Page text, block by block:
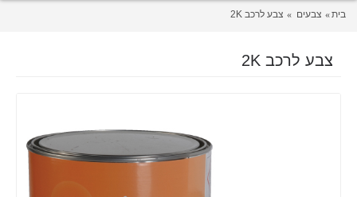
בית צבעים צבע לרכב 2K
צבע לרכב 2K